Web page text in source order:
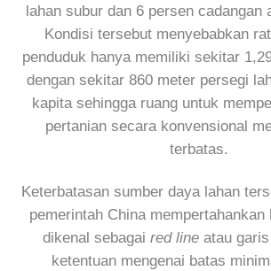
lahan subur dan 6 persen cadangan
Kondisi tersebut menyebabkan
penduduk hanya memiliki sekitar
dengan sekitar 860 meter persegi
kapita sehingga ruang untuk
pertanian secara konvensional
terbatas.
Keterbatasan sumber daya lahan
pemerintah China
dikenal sebagai red lineatau garis
ketentuan mengenai batas